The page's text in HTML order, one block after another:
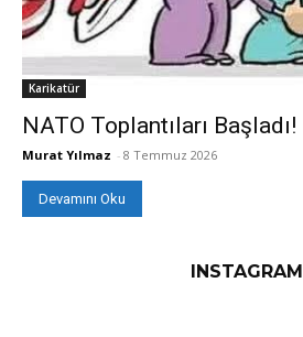
Karikatür
NATO Toplantıları Başladı!
Murat Yılmaz - 8 Temmuz 2026
Devamını Oku
INSTAGRAM